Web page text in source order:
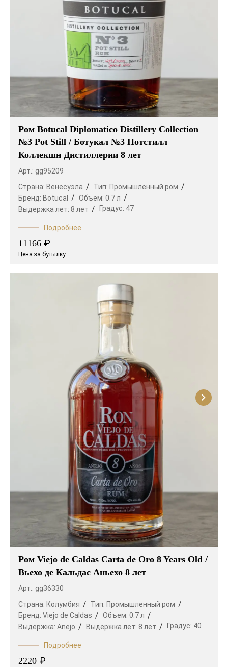
Ром Botucal Diplomatico Distillery Collection
№3 Pot Still / Ботукал №3 Потстилл
Коллекшн Дистиллерии 8 лет
Арт.: gg95209
Страна: Венесуэла Тип: Промышленный ром
Бренд: Botucal Объем: 0.7 л
Выдержка лет: 8 лет Градус: 47
Подробнее
11166 ₽
Цена за бутылку
Ром Viejo de Caldas Carta de Oro 8 Years Old /
Вьехо де Кальдас Аньехо 8 лет
Арт.: gg36330
Страна: Колумбия Тип: Промышленный ром
Бренд: Viejo de Caldas Объем: 0.7 л
Выдержка: Anejo Выдержка лет: 8 лет Градус: 40
Подробнее
2220 ₽